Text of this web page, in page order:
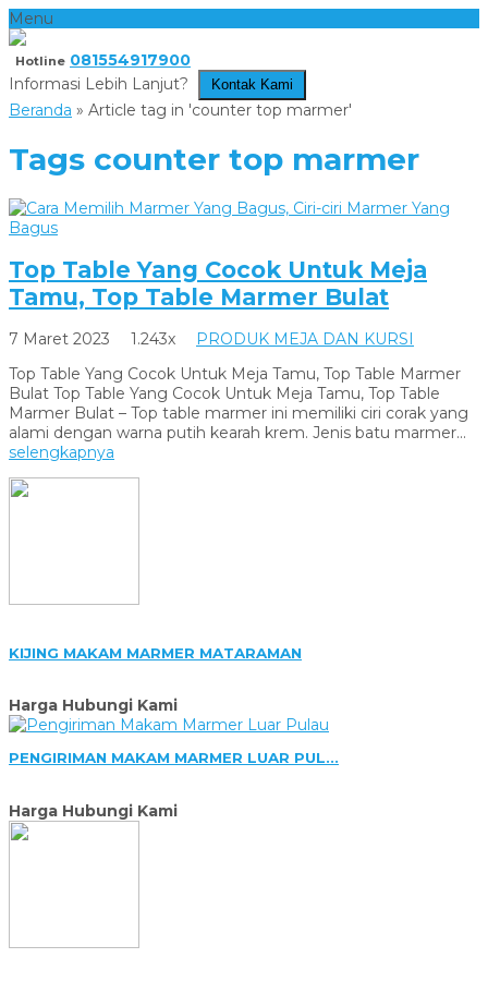
Menu
Hotline 081554917900
Informasi Lebih Lanjut?
Kontak Kami
Beranda » Article tag in 'counter top marmer'
Tags counter top marmer
Top Table Yang Cocok Untuk Meja
Tamu, Top Table Marmer Bulat
7 Maret 2023 1.243x
PRODUK MEJA DAN KURSI
Top Table Yang Cocok Untuk Meja Tamu, Top Table Marmer
Bulat Top Table Yang Cocok Untuk Meja Tamu, Top Table
Marmer Bulat – Top table marmer ini memiliki ciri corak yang
alami dengan warna putih kearah krem. Jenis batu marmer...
selengkapnya
KIJING MAKAM MARMER MATARAMAN
Harga Hubungi Kami
PENGIRIMAN MAKAM MARMER LUAR PUL...
Harga Hubungi Kami